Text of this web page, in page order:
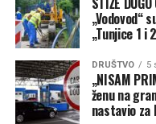
Nova pravna bitka na
Nove uredbe su
prethodnog pokušaja,
sporove.
„Tunjice 1 i
DRUŠTVO 5
„NISAM
ženu na
nastavio za